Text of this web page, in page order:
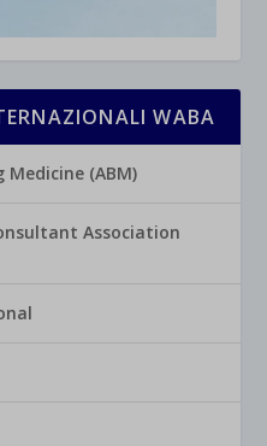
WABA
(ABM)
Association